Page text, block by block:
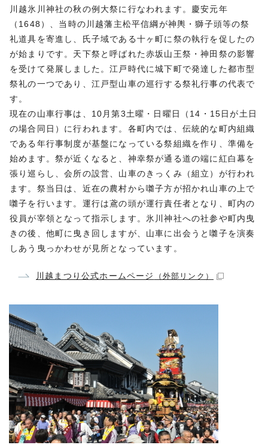
川越氷川神社の秋の例大祭に行なわれます。慶安元年
（1648）、当時の川越藩主松平信綱が神輿・獅子頭等の祭
礼道具を寄進し、氏子域である十ヶ町に祭の執行を促したの
が始まりです。天下祭と呼ばれた赤坂山王祭・神田祭の影響
を受けて発展しました。江戸時代に城下町で発達した都市型
祭礼の一つであり、江戸型山車の巡行する祭礼行事の代表で
す。
現在の山車行事は、10月第3土曜・日曜日（14・15日が土日
の場合同日）に行われます。各町内では、伝統的な町内組織
である年行事制度が基盤になっている祭組織を作り、準備を
始めます。祭が近くなると、神幸祭が通る道の端に紅白幕を
張り巡らし、会所の設営、山車のきっくみ（組立）が行われ
ます。祭当日は、近在の農村から囃子方が招かれ山車の上で
囃子を行います。運行は鳶の頭が運行責任者となり、町内の
役員が宰領となって指示します。氷川神社への社参や町内曳
きの後、他町に曳き回しますが、山車に出会うと囃子を演奏
しあう曳っかわせが見所となっています。
川越まつり公式ホームページ （外部リンク）